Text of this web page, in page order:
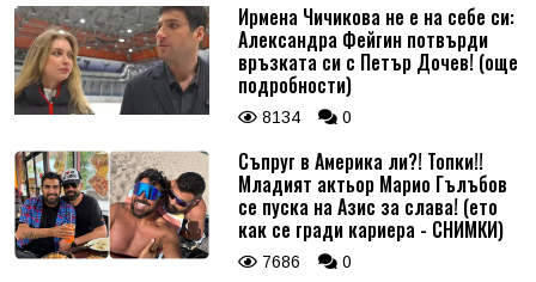
Ирмена Чичикова не е на себе си:
Александра Фейгин потвърди
връзката си с Петър Дочев! (още
подробности)
8134 0
Съпруг в Америка ли?! Топки!!
Младият актьор Марио Гълъбов
се пуска на Азис за слава! (ето
как се гради кариера - СНИМКИ)
7686 0